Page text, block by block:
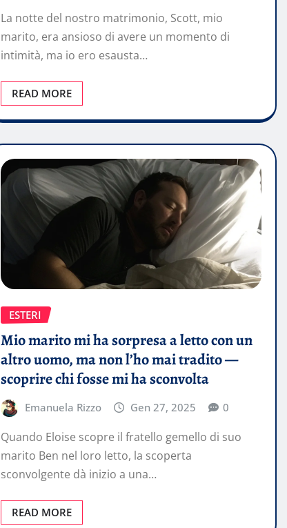
La notte del nostro matrimonio, Scott, mio
marito, era ansioso di avere un momento di
intimità, ma io ero esausta…
READ MORE
ESTERI
Mio marito mi ha sorpresa a letto con un
altro uomo, ma non l’ho mai tradito —
scoprire chi fosse mi ha sconvolta
Emanuela Rizzo Gen 27, 2025 0
Quando Eloise scopre il fratello gemello di suo
marito Ben nel loro letto, la scoperta
sconvolgente dà inizio a una…
READ MORE